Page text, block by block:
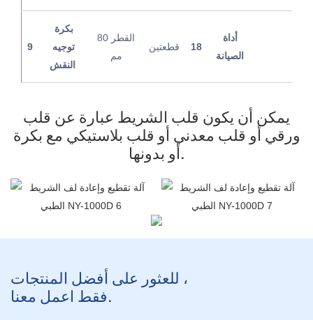
9
بكرة
توجيه
النقش
القطر 80
مم
قطعتين 18
أداة
الصيانة
يمكن أن يكون قلب الشريط عبارة عن قلب
ورقي أو قلب معدني أو قلب بلاستيكي مع بكرة
أو بدونها.
للعثور على أفضل المنتجات ،
فقط اعمل معنا.